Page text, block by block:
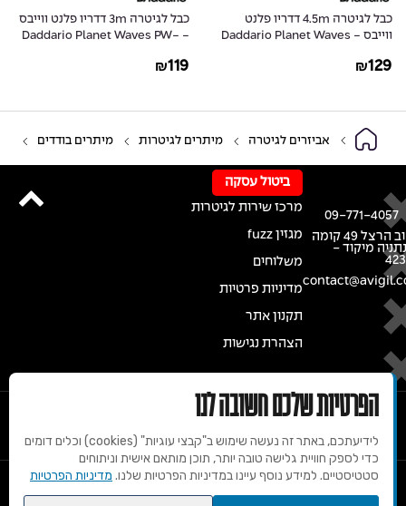
כבל לגיטרה 4.5m דדריו פלנט
ווייבס - Daddario Planet Waves
₪129
כבל לגיטרה 3m דדריו פלנט ווייבס
- Daddario Planet Waves PW-
₪119
אביזרים לגיטרה מיתרים לגיטרות מיתרים בודדים
רחוב הרצל 49 קומה
מיקוד -
09-771-4057
ביטול עסקה
מרכז שירות לגיטרות
מגזין fuzz
משלוחים
מדיניות פרטיות
תקנון אתר
הצהרת נגישות
הפרטיות שלכם חשובה לנו
לידיעתכם, באתר זה נעשה שימוש ב"קבצי עוגיות" (cookies) וכלים דומים
כדי לספק חוויית גלישה טובה יותר, תוכן מותאם אישית וניתוחים
סטטיסטיים. למידע נוסף עיינו במדיניות הפרטיות שלנו. מדיניות הפרטיות